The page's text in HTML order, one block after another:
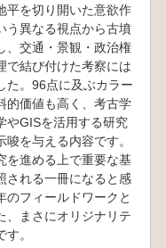
平を切り開いた意欲作
う異なる視点から古墳
、交通・景観・政治権
で結び付けた考察には
た。96点に及ぶカラー
的価値も高く、考古学
やGISを活用する研究
を与える内容です。
を進める上で重要な基
される一冊になると感
のフィールドワークと
、まさにオリジナリテ
。